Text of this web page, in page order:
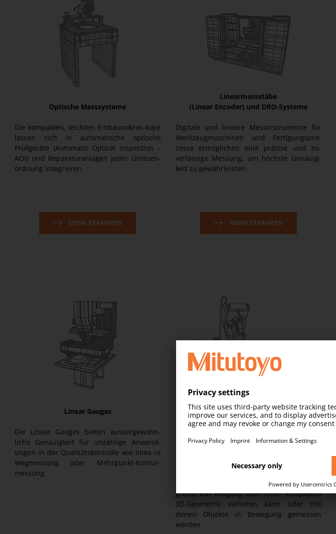
Optische Messsysteme
Die kompakten, leichten Einbaumikros-kope
lassen sich in automatische optische
Prüfgeräte (Automatic Optical Inspection –
AOI) und Reparaturanlagen jeder Grössen-
ordnung integrieren.
MEHR ERFAHREN
Linearmassstäbe
(Linear Encoder) und DRO-Systeme
Digitale und lineare Messinstrumente für
Werkzeugmaschinen und Fertigungspro-
zesse ermöglichen eine präzise und zu-
verlässige Messung, um höchste Genauig-
keit zu gewährleisten.
MEHR ERFAHREN
Linear Gauges
Die Linear Gauges bieten aussergewöhn-
liche Genauigkeit für unzählige Anwend-
ungen in der Qualitätskontrolle wie linea-re
Wegmessung oder Mehrpunkt-Kontur-
messung.
Variofokus-Objektiv
Brennweite innerhalb von nur 14 µs ist die
TAGLENS die optimale Ergänzung für
Produkte, die der Prüfung dreidimen-
der Abstand zum Betrachtungsobjekt auf-
grund von Neigung oder einer komplexen
3D-Geometrie variieren kann oder mit
denen Objekte in Bewegung gemessen
werden.